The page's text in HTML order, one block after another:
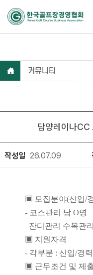
2025
커뮤니티
담양레이나CC
작성일 26.07.09
▣ 모집분야(신입/
- 코스관리 남 O명
잔디관리 수목관
▣ 지원자격
- 각부분 : 신입/경력
▣ 근무조건 및 제